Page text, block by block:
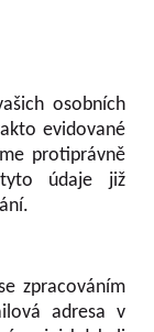
osobních
evidované
protiprávně
údaje již
zpracováním
adresa v